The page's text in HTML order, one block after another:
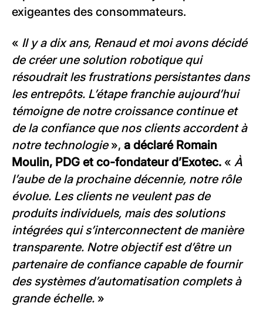
exigeantes des consommateurs.
« Il y a dix ans, Renaud et moi avons décidé
de créer une solution robotique qui
résoudrait les frustrations persistantes dans
les entrepôts. L’étape franchie aujourd’hui
témoigne de notre croissance continue et
de la confiance que nos clients accordent à
notre technologie», a déclaré Romain
Moulin, PDG et co-fondateur d’Exotec. « À
l’aube de la prochaine décennie, notre rôle
évolue. Les clients ne veulent pas de
produits individuels, mais des solutions
intégrées qui s’interconnectent de manière
transparente. Notre objectif est d’être un
partenaire de confiance capable de fournir
des systèmes d’automatisation complets à
grande échelle. »